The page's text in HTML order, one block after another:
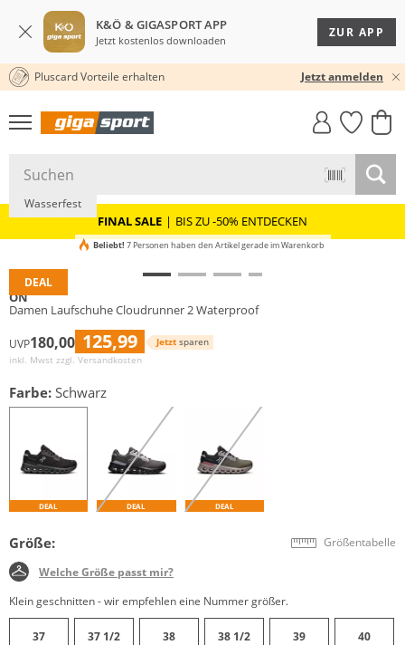
K&Ö & GIGASPORT APP
Jetzt kostenlos downloaden
ZUR APP
30 TAGE RÜCKGABERECHT
Pluscard Vorteile erhalten Jetzt anmelden
GIGASTYLE
FAHRRAD­
MUST-HAVE
FINAL SALE | BIS ZU -50% ENTDECKEN
DEAL
Wasserfest
Beliebt! 7 Personen haben den Artikel gerade im Warenkorb
ON
Damen Laufschuhe Cloudrunner 2 Waterproof
UVP180,00 125,99 Jetzt sparen
inkl. Mwst zzgl. Versandkosten
Farbe: Schwarz
DEAL DEAL DEAL
Größe: Größentabelle
Welche Größe passt mir?
Klein geschnitten - wir empfehlen eine Nummer größer.
37 37 1/2 38 38 1/2 39 40